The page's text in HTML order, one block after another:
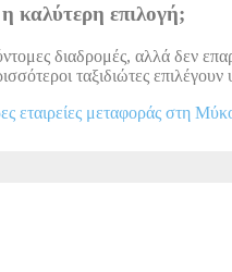
καλύτερη επιλογή;
διαδρομές, αλλά δεν
ταξιδιώτες
εταιρείες μεταφοράς στη